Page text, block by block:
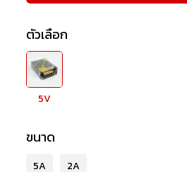
ตัวเลือก
5V
ขนาด
5A 2A